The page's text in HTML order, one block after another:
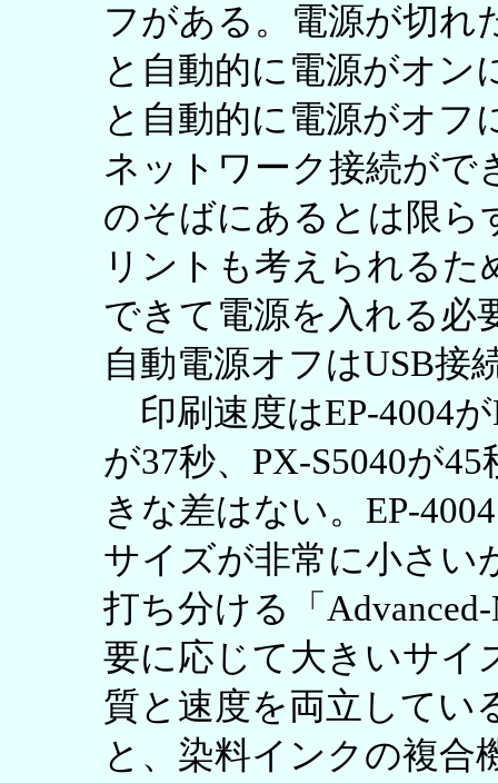
フがある。電源が切れ
と自動的に電源がオン
と自動的に電源がオフ
ネットワーク接続がで
のそばにあるとは限ら
リントも考えられる
できて電源を入れる必
自動電源オフはUSB接
印刷速度はEP-4004
が37秒、PX-S5040が
きな差はない。EP-
サイズが非常に小さい
打ち分ける「
要に応じて大きいサイ
質と速度を両立してい
と、染料インクの複合